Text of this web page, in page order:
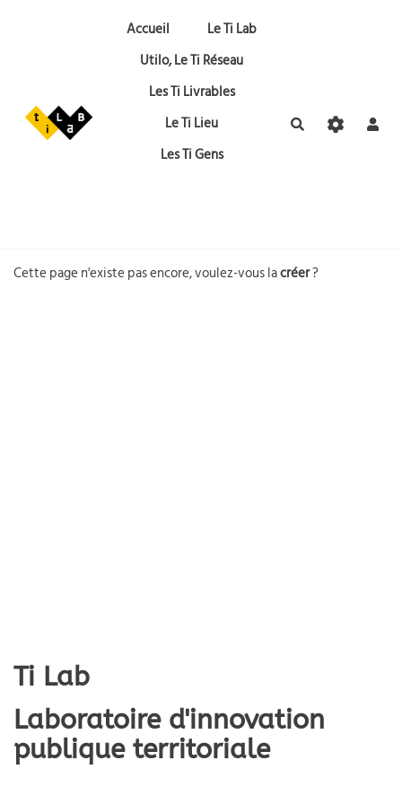
Aller au contenu principal
Accueil
Le Ti Lab
Utilo, Le Ti Réseau
Les Ti Livrables
Le Ti Lieu
Les Ti Gens
Rechercher
Cette page n'existe pas encore, voulez-vous lacréer?
Ti Lab
Laboratoire d'innovation
publique territoriale